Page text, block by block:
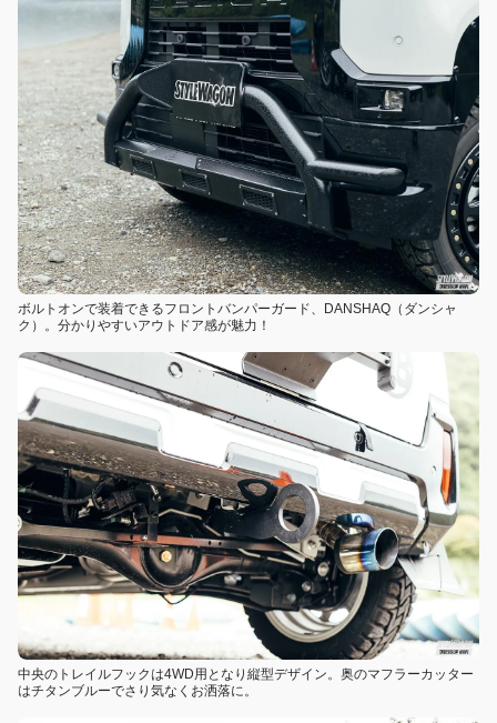
ボルトオンで装着できるフロントバンパーガード、DANSHAQ（ダンシャ
ク）。分かりやすいアウトドア感が魅力！
中央のトレイルフックは4WD用となり縦型デザイン。奥のマフラーカッター
はチタンブルーでさり気なくお洒落に。